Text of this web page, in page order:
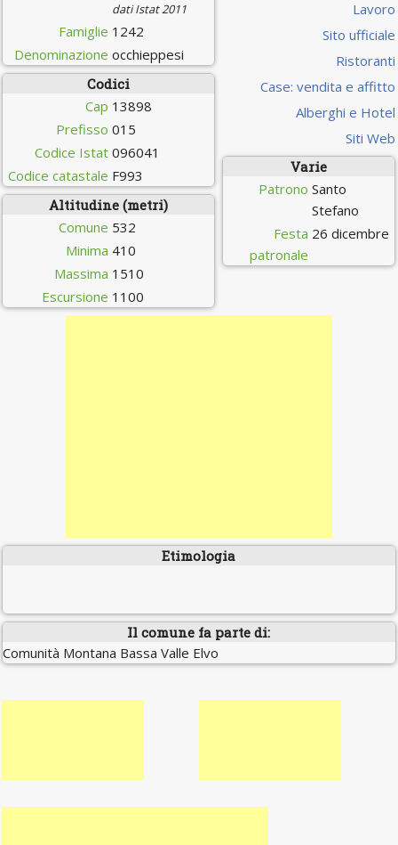
dati Istat 2011
Famiglie 1242
Denominazione occhieppesi
Codici
Cap 13898
Prefisso 015
Codice Istat 096041
Codice catastale F993
Altitudine (metri)
Comune 532
Minima 410
Massima 1510
Escursione 1100
Lavoro
Sito ufficiale
Ristoranti
Case: vendita e affitto
Alberghi e Hotel
Siti Web
Varie
Patrono Santo
Stefano
Festa
patronale
26 dicembre
Etimologia
Il comune fa parte di:
Comunità Montana Bassa Valle Elvo